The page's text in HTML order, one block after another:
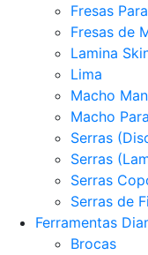
Fresas
Fresas de
Lamina
Lima
Macho
Macho
Serras
Serras
Serras
Serras de
Ferramentas
Brocas